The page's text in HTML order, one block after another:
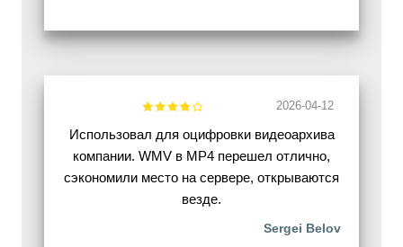
2026-04-12
Использовал для оцифровки видеоархива
компании. WMV в MP4 перешел отлично,
сэкономили место на сервере, открываются
везде.
Sergei Belov